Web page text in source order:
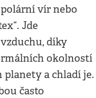
vír nebo
Jde
díky
okolností
a chladí je.
často